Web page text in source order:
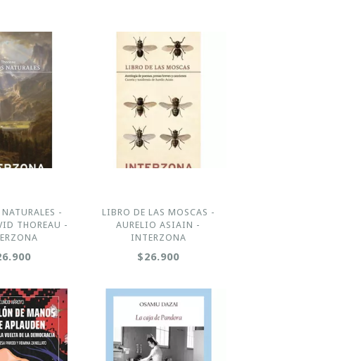
NATURALES -
THOREAU -
LIBRO DE LAS MOSCAS -
AURELIO ASIAIN -
INTERZONA
$26.900